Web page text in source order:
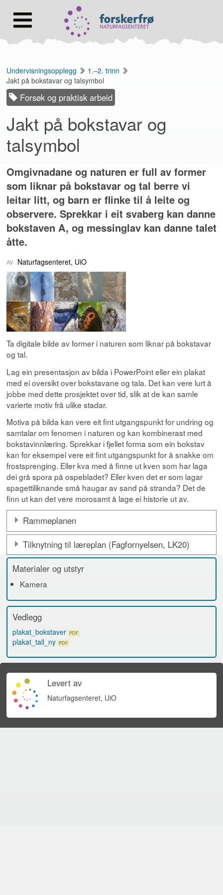
Hovedmeny
til
forsiden
Undervisningsopplegg
1.–2. trinn
Jakt på bokstavar og talsymbol
Forsøk og praktisk arbeid
Jakt på bokstavar og
talsymbol
Omgivnadane og naturen er full av former
som liknar på bokstavar og tal berre vi
leitar litt, og barn er flinke til å leite og
observere. Sprekkar i eit svaberg kan danne
bokstaven A, og messinglav kan danne talet
åtte.
Naturfagsenteret, UiO
Ta digitale bilde av former i naturen som liknar på bokstavar
og tal.
Lag ein presentasjon av bilda i PowerPoint eller ein plakat
med ei oversikt over bokstavane og tala. Det kan vere lurt å
jobbe med dette prosjektet over tid, slik at de kan samle
varierte motiv frå ulike stadar.
Motiva på bilda kan vere eit fint utgangspunkt for undring og
samtalar om fenomen i naturen og kan kombinerast med
bokstavinnlæring. Sprekkar i fjellet forma som ein bokstav
kan for eksempel vere eit fint utgangspunkt for å snakke om
frostsprenging. Eller kva med å finne ut kven som har laga
dei grå spora på ospebladet? Eller kven det er som lagar
spagettiliknande små haugar av sand på stranda? Det de
finn ut kan det vere morosamt å lage ei historie ut av.
Rammeplanen
Tilknytning til læreplan (Fagfornyelsen, LK20)
Materialer og utstyr
Kamera
Vedlegg
plakat_bokstaver PDF
plakat_tall_ny PDF
Levert av
Naturfagsenteret, UiO